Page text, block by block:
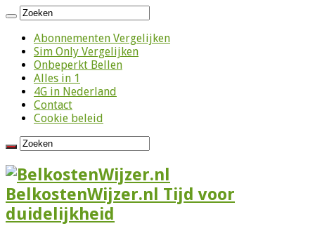
Abonnementen Vergelijken
Sim Only Vergelijken
Onbeperkt Bellen
Alles in 1
4G in Nederland
Contact
Cookie beleid
BelkostenWijzer.nl Tijd voor
duidelijkheid